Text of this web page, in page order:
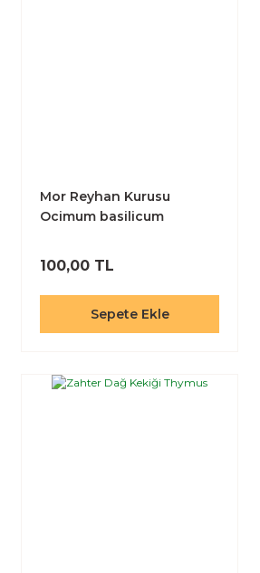
Mor Reyhan Kurusu
Ocimum basilicum
100,00 TL
Sepete Ekle